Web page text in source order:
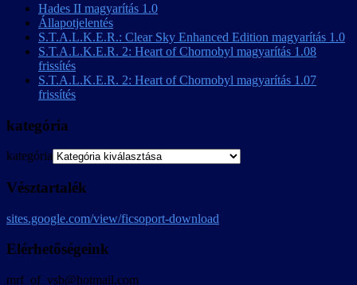
Hades II magyarítás 1.0
Állapotjelentés
S.T.A.L.K.E.R.: Clear Sky Enhanced Edition magyarítás 1.0
S.T.A.L.K.E.R. 2: Heart of Chornobyl magyarítás 1.08
frissítés
S.T.A.L.K.E.R. 2: Heart of Chornobyl magyarítás 1.07
frissítés
kategória
kategória
Vésztartalék
sites.google.com/view/ficsoport-download
Elérhetőségeink
mrf_of_vsb@hotmail.com